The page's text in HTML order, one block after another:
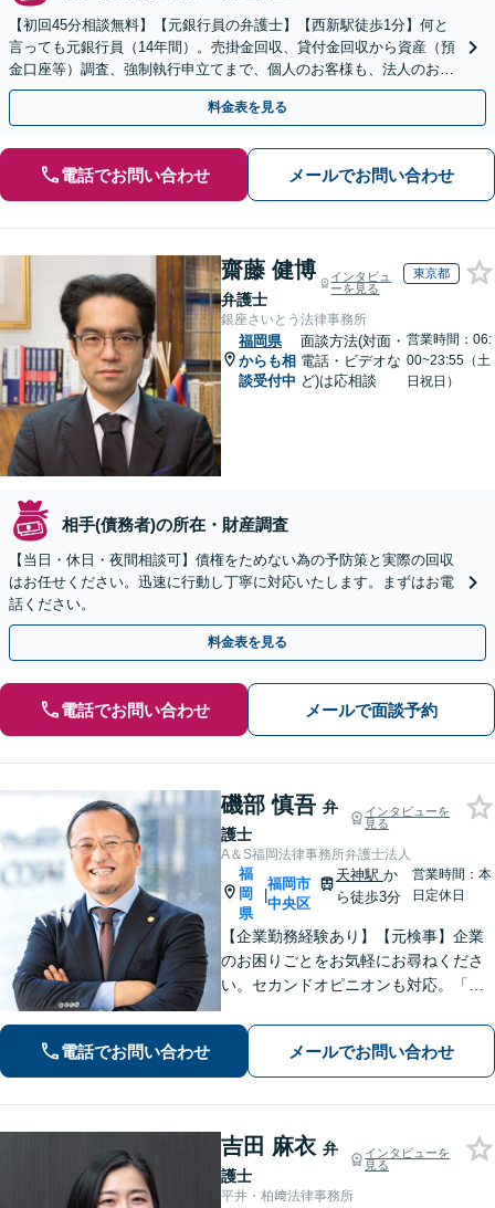
【初回45分相談無料】【元銀行員の弁護士】【西新駅徒歩1分】何と
言っても元銀行員（14年間）。売掛金回収、貸付金回収から資産（預
金口座等）調査、強制執行申立てまで、個人のお客様も、法人のお客
様も、債権回収のことなら当事務所にご相談ください。
料金表を見る
電話でお問い合わせ メールでお問い合わせ
齋藤 健博
弁護士
インタビュ
ーを見る
東京都
銀座さいとう法律事務所
福岡県
からも相
談受付中
面談方法(対面・
電話・ビデオな
ど)は応相談
営業時間：06:
00~23:55（土
日祝日）
相手(債務者)の所在・財産調査
【当日・休日・夜間相談可】債権をためない為の予防策と実際の回収
はお任せください。迅速に行動し丁寧に対応いたします。まずはお電
話ください。
料金表を見る
電話でお問い合わせ メールで面談予約
磯部 慎吾 弁
護士
インタビューを
見る
A＆S福岡法律事務所弁護士法人
福
岡
県
|
福岡市
中央区
天神駅 か
ら徒歩3分
営業時間：本
日定休日
【企業勤務経験あり】【元検事】企業
のお困りごとをお気軽にお尋ねくださ
い。セカンドオピニオンも対応。「企
「社内調査」「刑事事件対応」も得意
とし、ビジネスと個人を全力で守りま
す。その他幅広いご相談に対応【天神
地下街直結】
電話でお問い合わせ メールでお問い合わせ
吉田 麻衣 弁
護士
インタビューを
見る
平井・柏﨑法律事務所